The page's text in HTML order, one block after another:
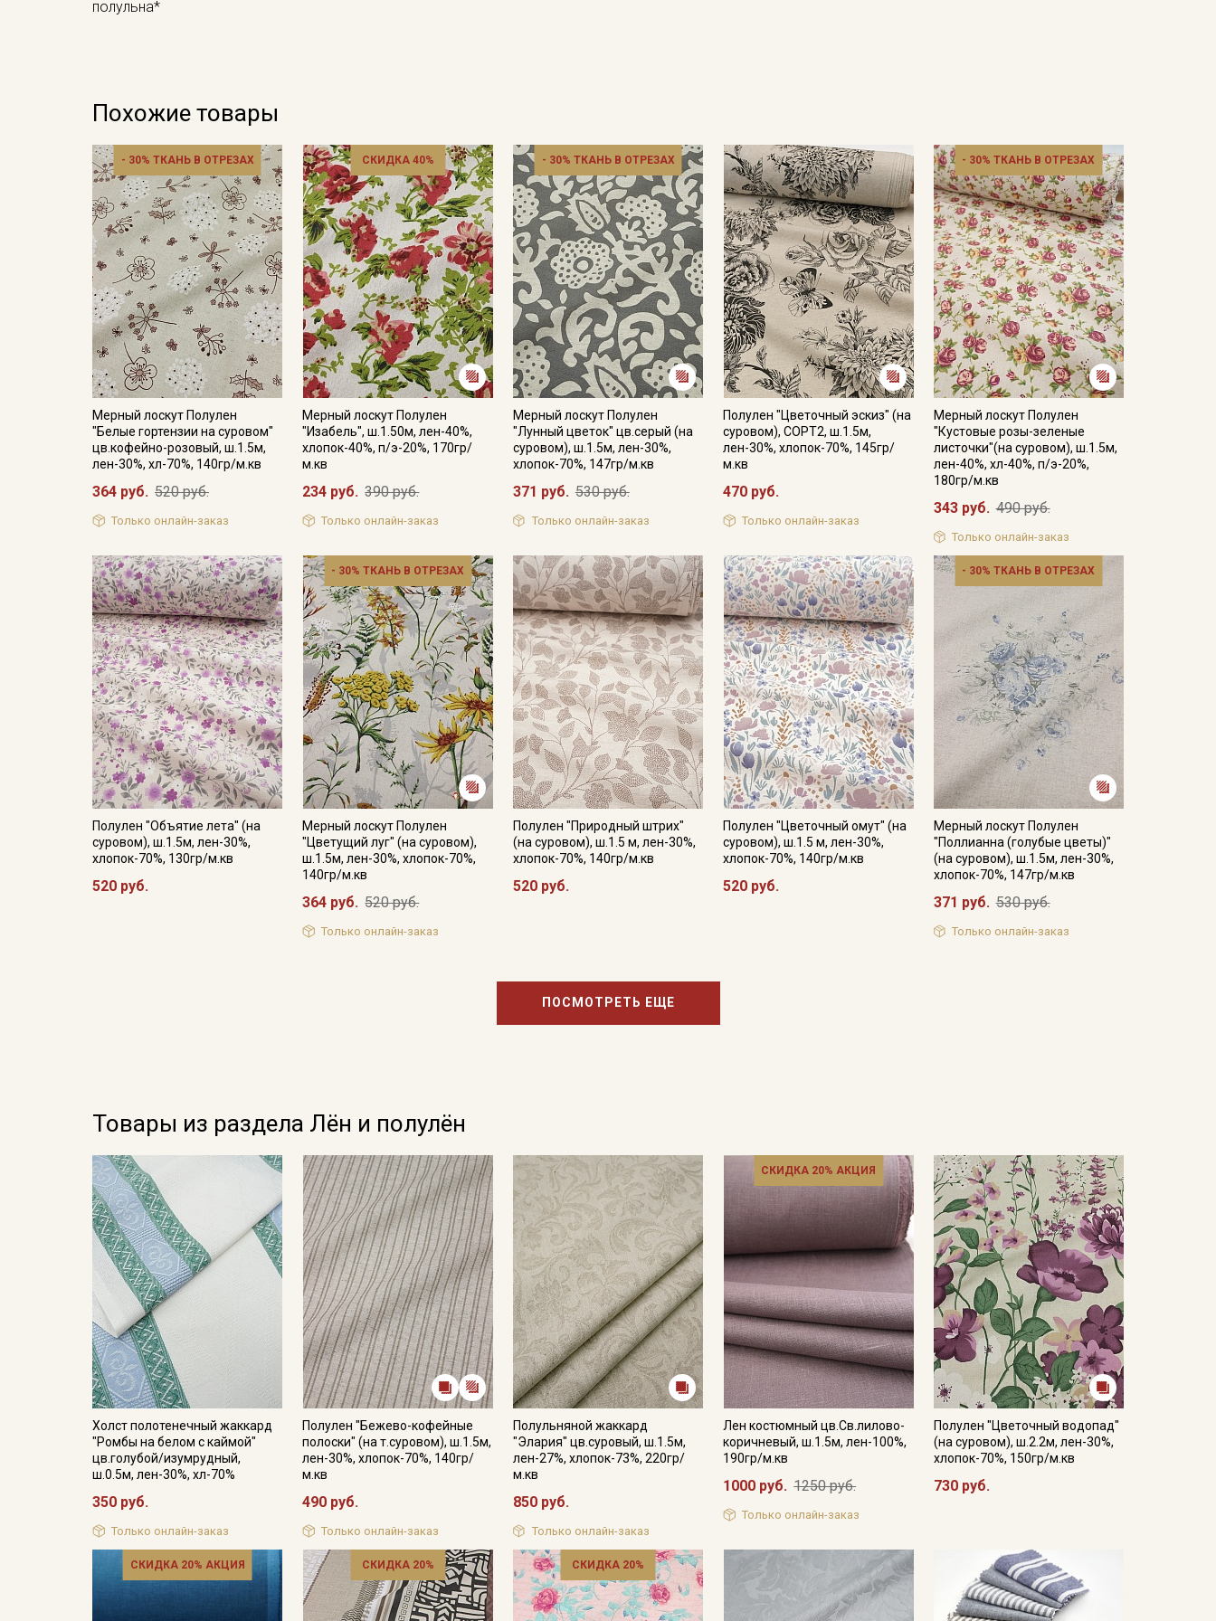
полульна*
Похожие товары
- 30% ТКАНЬ В ОТРЕЗАХ
Мерный лоскут Полулен
"Белые гортензии на суровом"
цв.кофейно-розовый, ш.1.5м,
лен-30%, хл-70%, 140гр/м.кв
364 руб. 520 руб.
Только онлайн-заказ
СКИДКА 40%
Мерный лоскут Полулен
"Изабель", ш.1.50м, лен-40%,
хлопок-40%, п/э-20%, 170гр/
м.кв
234 руб. 390 руб.
Только онлайн-заказ
- 30% ТКАНЬ В ОТРЕЗАХ
Мерный лоскут Полулен
"Лунный цветок" цв.серый (на
суровом), ш.1.5м, лен-30%,
хлопок-70%, 147гр/м.кв
371 руб. 530 руб.
Только онлайн-заказ
Полулен "Цветочный эскиз" (на
суровом), СОРТ2, ш.1.5м,
лен-30%, хлопок-70%, 145гр/
м.кв
470 руб.
Только онлайн-заказ
- 30% ТКАНЬ В ОТРЕЗАХ
Мерный лоскут Полулен
"Кустовые розы-зеленые
листочки"(на суровом), ш.1.5м,
лен-40%, хл-40%, п/э-20%,
180гр/м.кв
343 руб. 490 руб.
Только онлайн-заказ
Полулен "Объятие лета" (на
суровом), ш.1.5м, лен-30%,
хлопок-70%, 130гр/м.кв
520 руб.
- 30% ТКАНЬ В ОТРЕЗАХ
Мерный лоскут Полулен
"Цветущий луг" (на суровом),
ш.1.5м, лен-30%, хлопок-70%,
140гр/м.кв
364 руб. 520 руб.
Только онлайн-заказ
Полулен "Природный штрих"
(на суровом), ш.1.5 м, лен-30%,
хлопок-70%, 140гр/м.кв
520 руб.
Полулен "Цветочный омут" (на
суровом), ш.1.5 м, лен-30%,
хлопок-70%, 140гр/м.кв
520 руб.
- 30% ТКАНЬ В ОТРЕЗАХ
Мерный лоскут Полулен
"Поллианна (голубые цветы)"
(на суровом), ш.1.5м, лен-30%,
хлопок-70%, 147гр/м.кв
371 руб. 530 руб.
Только онлайн-заказ
ПОСМОТРЕТЬ ЕЩЕ
Товары из раздела Лён и полулён
Холст полотенечный жаккард
"Ромбы на белом с каймой"
цв.голубой/изумрудный,
ш.0.5м, лен-30%, хл-70%
350 руб.
Только онлайн-заказ
Полулен "Бежево-кофейные
полоски" (на т.суровом), ш.1.5м,
лен-30%, хлопок-70%, 140гр/
м.кв
490 руб.
Только онлайн-заказ
Полульняной жаккард
"Элария" цв.суровый, ш.1.5м,
лен-27%, хлопок-73%, 220гр/
м.кв
850 руб.
Только онлайн-заказ
СКИДКА 20% АКЦИЯ
Лен костюмный цв.Св.лилово-
коричневый, ш.1.5м, лен-100%,
190гр/м.кв
1000 руб. 1250 руб.
Только онлайн-заказ
Полулен "Цветочный водопад"
(на суровом), ш.2.2м, лен-30%,
хлопок-70%, 150гр/м.кв
730 руб.
СКИДКА 20% АКЦИЯ СКИДКА 20% СКИДКА 20%
Секретная рассылка от
Купава
Мы публикуем здесь дополнительные
промокоды и скидки до 30% на узкие
категории тканей
Электронная почта
Ознакомлен(а) сПолитикой обработки персональных
ДаюСогласие на получение рекламных и
информационных рассылок